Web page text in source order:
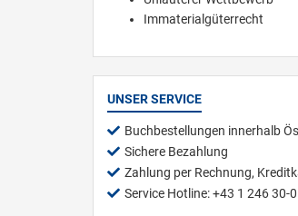
Immaterialgüterrecht
UNSER SERVICE
Buchbestellungen innerhalb
Sichere Bezahlung
Zahlung per Rechnung,
Service Hotline: +43 1 246 30-0